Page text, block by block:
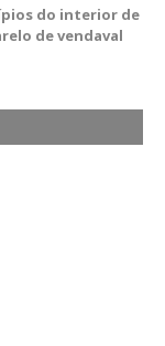
do interior de
de vendaval